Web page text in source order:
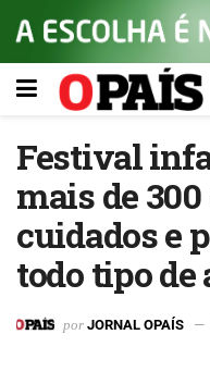
Festival
mais de
cuidados e
todo tipo de
por JORNAL OPAÍS